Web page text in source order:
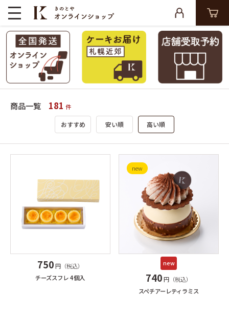
商品一覧 181 件
おすすめ 安い順 高い順
750円（税込）
チーズスフレ 4個入
new
new
740円（税込）
スペチアーレティラミス